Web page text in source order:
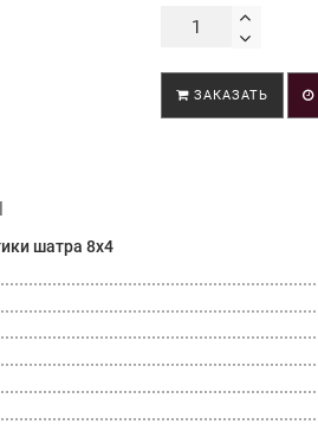
ЗАКАЗАТЬ
шатра 8х4